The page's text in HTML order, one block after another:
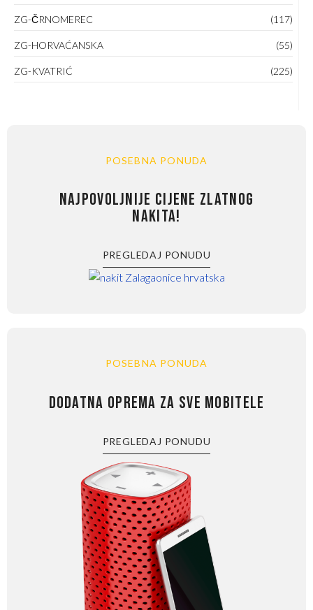
ZG-ČRNOMEREC (117)
ZG-HORVAĆANSKA (55)
ZG-KVATRIĆ (225)
POSEBNA PONUDA
NAJPOVOLJNIJE CIJENE ZLATNOG
NAKITA!
PREGLEDAJ PONUDU
POSEBNA PONUDA
DODATNA OPREMA ZA SVE MOBITELE
PREGLEDAJ PONUDU